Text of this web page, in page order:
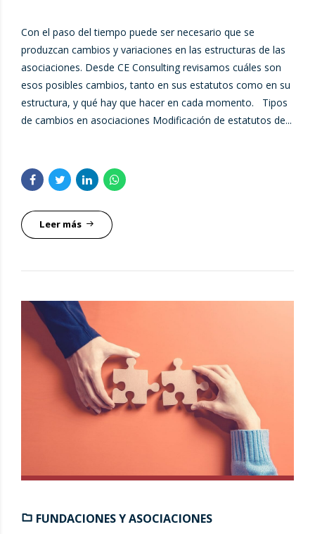
Con el paso del tiempo puede ser necesario que se
produzcan cambios y variaciones en las estructuras de las
asociaciones. Desde CE Consulting revisamos cuáles son
esos posibles cambios, tanto en sus estatutos como en su
estructura, y qué hay que hacer en cada momento. Tipos
de cambios en asociaciones Modificación de estatutos de...
Leer más
FUNDACIONES Y ASOCIACIONES